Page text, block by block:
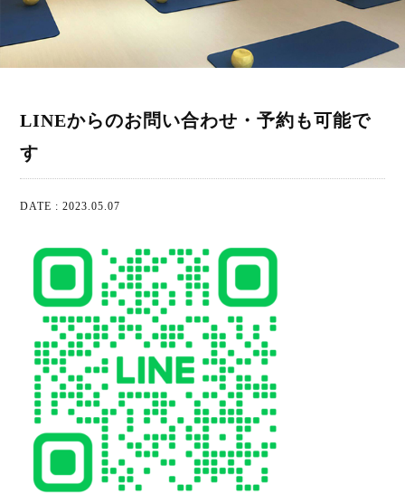
LINEからのお問い合わせ・予約も可能で
す
DATE : 2023.05.07